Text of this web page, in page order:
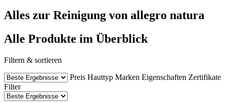
Alles zur Reinigung von allegro natura
Alle Produkte im Überblick
Filtern & sortieren
Preis Hauttyp Marken Eigenschaften Zertifikate
Filter